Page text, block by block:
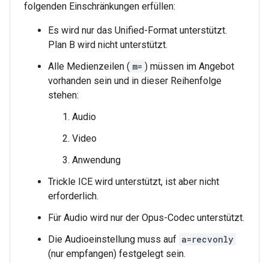
folgenden Einschränkungen erfüllen:
Es wird nur das Unified-Format unterstützt.
Plan B wird nicht unterstützt.
Alle Medienzeilen ( m= ) müssen im Angebot
vorhanden sein und in dieser Reihenfolge
stehen:
Audio
Video
Anwendung
Trickle ICE wird unterstützt, ist aber nicht
erforderlich.
Für Audio wird nur der Opus-Codec unterstützt.
Die Audioeinstellung muss auf a=recvonly
(nur empfangen) festgelegt sein.